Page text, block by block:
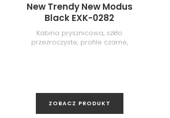
New Trendy New Modus
Black EXK-0282
Kabina prysznicowa, szkło
przezroczyste, profile czarne,
ZOBACZ PRODUKT